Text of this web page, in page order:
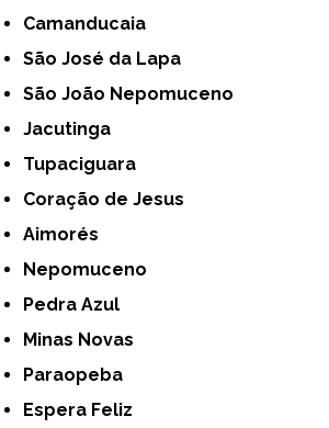
Camanducaia
São José da Lapa
São João Nepomuceno
Jacutinga
Tupaciguara
Coração de Jesus
Aimorés
Nepomuceno
Pedra Azul
Minas Novas
Paraopeba
Espera Feliz